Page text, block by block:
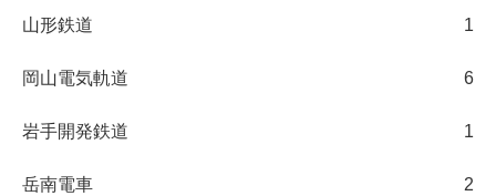
山形鉄道 1
岡山電気軌道 6
岩手開発鉄道 1
岳南電車 2